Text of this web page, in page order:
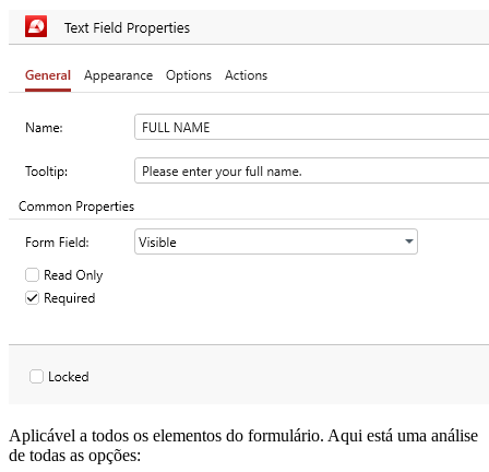
Aplicável a todos os elementos do formulário. Aqui está uma análise
de todas as opções: